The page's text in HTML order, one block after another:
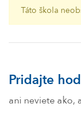
Táto škola
Pridajte
ani neviete ako,